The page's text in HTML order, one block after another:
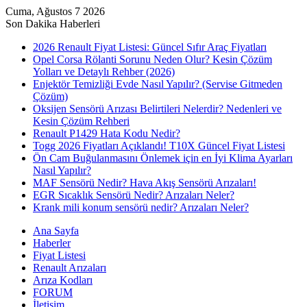
Cuma, Ağustos 7 2026
Son Dakika Haberleri
2026 Renault Fiyat Listesi: Güncel Sıfır Araç Fiyatları
Opel Corsa Rölanti Sorunu Neden Olur? Kesin Çözüm
Yolları ve Detaylı Rehber (2026)
Enjektör Temizliği Evde Nasıl Yapılır? (Servise Gitmeden
Çözüm)
Oksijen Sensörü Arızası Belirtileri Nelerdir? Nedenleri ve
Kesin Çözüm Rehberi
Renault P1429 Hata Kodu Nedir?
Togg 2026 Fiyatları Açıklandı! T10X Güncel Fiyat Listesi
Ön Cam Buğulanmasını Önlemek için en İyi Klima Ayarları
Nasıl Yapılır?
MAF Sensörü Nedir? Hava Akış Sensörü Arızaları!
EGR Sıcaklık Sensörü Nedir? Arızaları Neler?
Krank mili konum sensörü nedir? Arızaları Neler?
Ana Sayfa
Haberler
Fiyat Listesi
Renault Arızaları
Arıza Kodları
FORUM
İletişim